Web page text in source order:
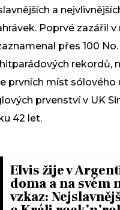
a
Poprvé zazářil v
přes 100
rekordů,
prvních míst
prvenství v UK
42 let.
Elvis žije v
doma a na svém
vzkaz: